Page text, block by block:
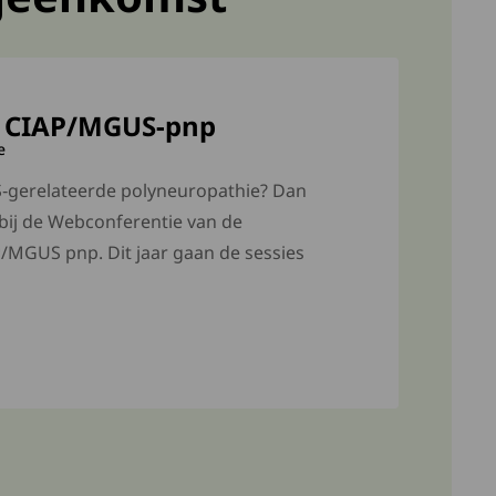
MGUS-pnp
polyneuropathie? Dan
de Webconferentie van de
pnp. Dit jaar gaan de sessies